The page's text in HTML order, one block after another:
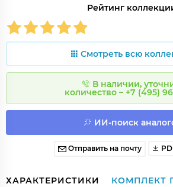
Рейтинг
Смотреть всю
В наличии,
количество – +7 (495)
ИИ-поиск
Отправить на почту
ХАРАКТЕРИСТИКИ КОМПЛЕКТ